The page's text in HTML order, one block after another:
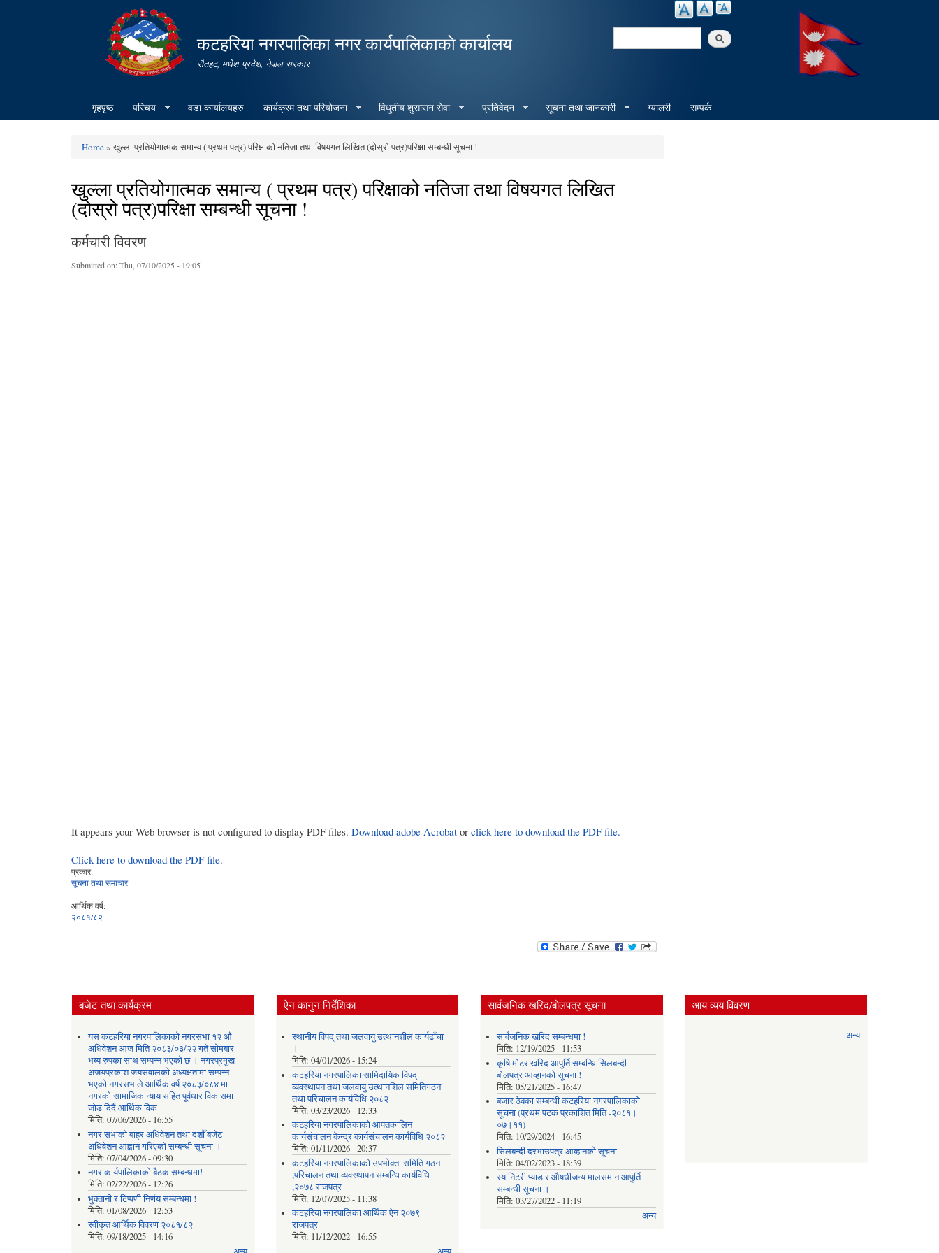
content
कटहरिया नगरपालिका नगर कार्यपालिकाकाे कार्यालय
रौतहट, मधेश प्रदेश, नेपाल सरकार
Search
गृहपृष्ठ परिचय वडा कार्यालयहरु कार्यक्रम तथा परियोजना विधुतीय शुसासन सेवा प्रतिवेदन सूचना तथा जानकारी ग्यालरी सम्पर्क
You are here
Home» खुल्ला प्रतियोगात्मक समान्य ( प्रथम पत्र) परिक्षाको नतिजा तथा विषयगत लिखित (दोस्रो पत्र)परिक्षा सम्बन्धी सूचना !
खुल्ला प्रतियोगात्मक समान्य ( प्रथम पत्र) परिक्षाको नतिजा तथा विषयगत लिखित
(दोस्रो पत्र)परिक्षा सम्बन्धी सूचना !
कर्मचारी विवरण
Submitted on:Thu, 07/10/2025 - 19:05
It appears your Web browser is not configured to display PDF files. Download adobe Acrobat or click here to download the PDF file.
Click here to download the PDF file.
प्रकार:
सूचना तथा समाचार
आर्थिक वर्ष:
२०८१/८२
बजेट तथा कार्यक्रम
यस कटहरिया नगरपालिकाको नगरसभा १२ औ
अधिवेशन आज मिति २०८३/०३/२२ गते सोमबार
भब्य रुपका साथ सम्पन्न भएको छ । नगरप्रमुख
अजयप्रकाश जयसवालको अध्यक्षतामा सम्पन्न
भएको नगरसभाले आर्थिक वर्ष २०८३/०८४ मा
नगरको सामाजिक न्याय सहित पूर्वधार विकासमा
जोड दिदैं आर्थिक विक
मिति: 07/06/2026 - 16:55
नगर सभाको बाह्र अधिवेशन तथा दशौँ बजेट
अधिवेशन आह्वान गरिएको सम्बन्धी सूचना ।
मिति: 07/04/2026 - 09:30
नगर कार्यपालिकाको बैठक सम्बन्धमा!
मिति: 02/22/2026 - 12:26
भुक्तानी र टिप्पणी निर्णय सम्बन्धमा !
मिति: 01/08/2026 - 12:53
स्वीकृत आर्थिक विवरण २०८१/८२
मिति: 09/18/2025 - 14:16
ऐन कानुन निर्देशिका
स्थानीय विपद् तथा जलवायु उत्थानशील कार्यढाँचा
।
मिति:04/01/2026 - 15:24
कटहरिया नगरपालिका सामिदायिक विपद्
व्यवस्थापन तथा जलवायु उत्थानशिल समितिगठन
तथा परिचालन कार्यविधि २०८२
मिति:03/23/2026 - 12:33
कटहरिया नगरपालिकाको आपतकालिन
कार्यसंचालन केन्द्र कार्यसंचालन कार्यविधि २०८२
मिति:01/11/2026 - 20:37
कटहरिया नगरपालिकाको उपभोक्ता समिति गठन
,परिचालन तथा व्यवस्थापन सम्बन्धि कार्यविधि
,२०७८ राजपत्र
मिति: 12/07/2025 - 11:38
कटहरिया नगरपालिका आर्थिक ऐन २०७९
राजपत्र
मिति: 11/12/2022 - 16:55
सार्वजनिक खरिद/बोलपत्र सूचना
सार्वजनिक खरिद सम्बन्धमा !
मिति: 12/19/2025 - 11:53
कृषि मोटर खरिद आपुर्ति सम्बन्धि सिलबन्दी
बोलपत्र आव्हानको सूचना !
मिति: 05/21/2025 - 16:47
बजार ठेक्का सम्बन्धी कटहरिया नगरपालिकाको
सूचना (प्रथम पटक प्रकाशित मिति -२०८१।
०७।११)
मिति: 10/29/2024 - 16:45
सिलबन्दी दरभाउपत्र आव्हानको सूचना
मिति: 04/02/2023 - 18:39
स्यानिटरी प्याड र ‌औषधीजन्य मालसमान आपुर्ति
सम्बन्धी सूचना ।
मिति: 03/27/2022 - 11:19
अन्य
आय व्यय विवरण
अन्य